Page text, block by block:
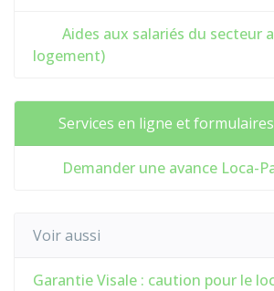
Aides aux salariés du secteur
logement)
Services en ligne et formulaires
Demander une avance Loca-
Voir aussi
Garantie Visale : caution pour le